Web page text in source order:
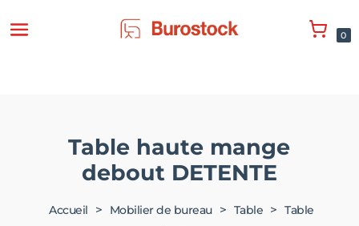
0
Table haute mange
debout DETENTE
Accueil > Mobilier de bureau > Table > Table